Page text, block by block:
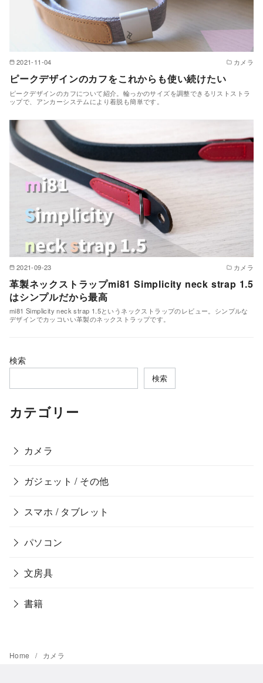
2021-11-04 カメラ
ピークデザインのカフをこれからも使い続けたい
ピークデザインのカフについて紹介。輪っかのサイズを調整できるリストストラ
ップで、アンカーシステムにより着脱も簡単です。
2021-09-23 カメラ
革製ネックストラップmi81 Simplicity neck strap 1.5
はシンプルだから最高
mi81 Simplicity neck strap 1.5というネックストラップのレビュー。シンプルな
デザインでカッコいい革製のネックストラップです。
検索
検索
カテゴリー
カメラ
ガジェット / その他
スマホ / タブレット
パソコン
文房具
書籍
Home カメラ